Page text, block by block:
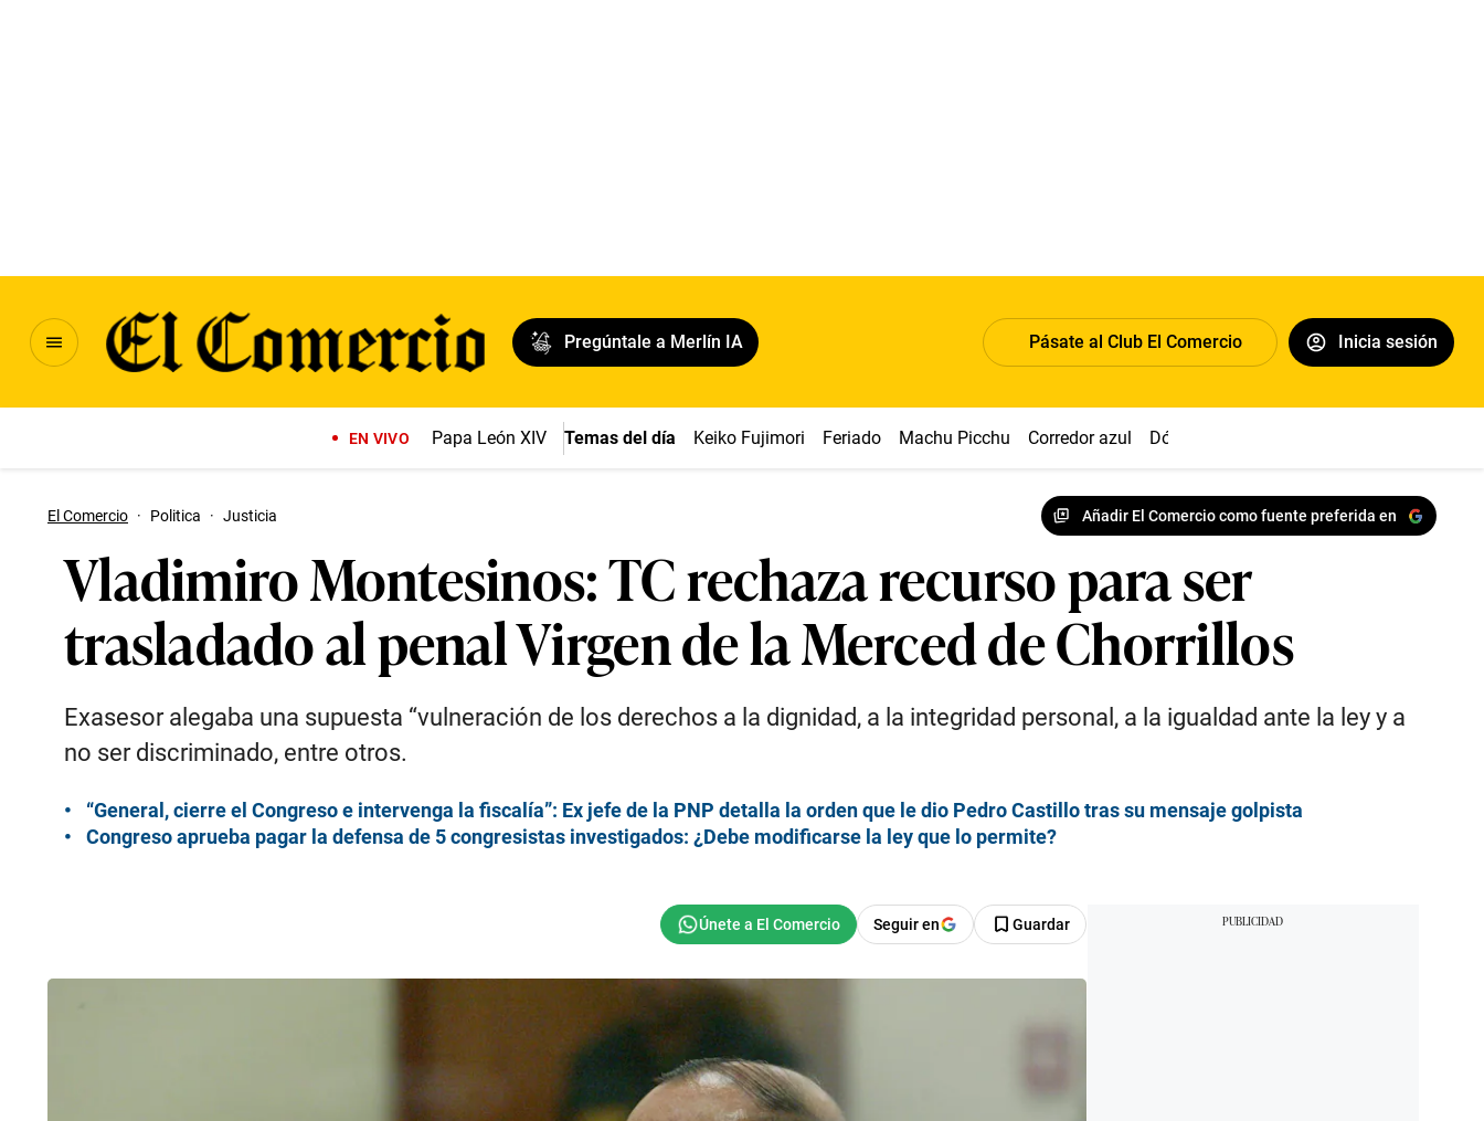
Pregúntale a Merlín IA Pásate al Club El Comercio Inicia sesión
EN VIVO Papa León XIV Temas del día Keiko Fujimori Feriado Machu Picchu Corredor azul Dólar
El Comercio · Politica · Justicia Añadir El Comercio como fuente preferida en
Vladimiro Montesinos: TC rechaza recurso para ser
trasladado al penal Virgen de la Merced de Chorrillos
Exasesor alegaba una supuesta “vulneración de los derechos a la dignidad, a la integridad personal, a la igualdad ante la ley y a
no ser discriminado, entre otros.
“General, cierre el Congreso e intervenga la fiscalía”: Ex jefe de la PNP detalla la orden que le dio Pedro Castillo tras su mensaje golpista
Congreso aprueba pagar la defensa de 5 congresistas investigados: ¿Debe modificarse la ley que lo permite?
Seguir en Guardar